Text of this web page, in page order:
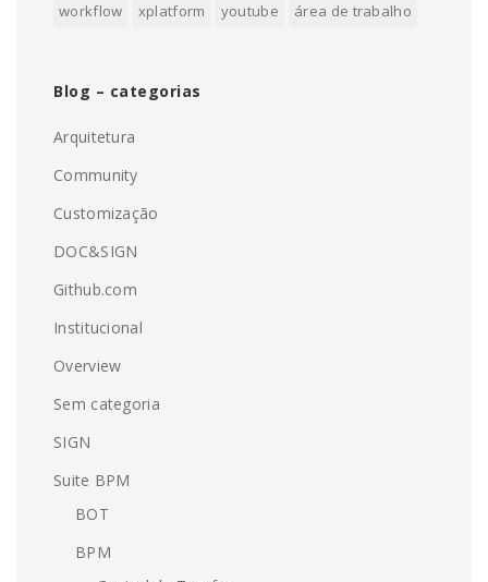
workflow
xplatform youtube área de trabalho
Blog – categorias
Arquitetura
Community
Customização
DOC&SIGN
Github.com
Institucional
Overview
Sem categoria
SIGN
Suite BPM
BOT
BPM